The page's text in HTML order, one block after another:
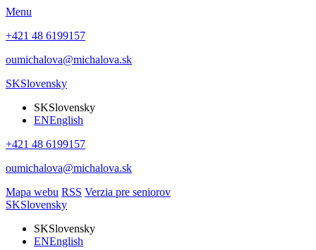
Menu
+421 48 6199157
oumichalova@michalova.sk
SKSlovensky
SKSlovensky
ENEnglish
+421 48 6199157
oumichalova@michalova.sk
Mapa webu RSS Verzia pre seniorov
SKSlovensky
SKSlovensky
ENEnglish